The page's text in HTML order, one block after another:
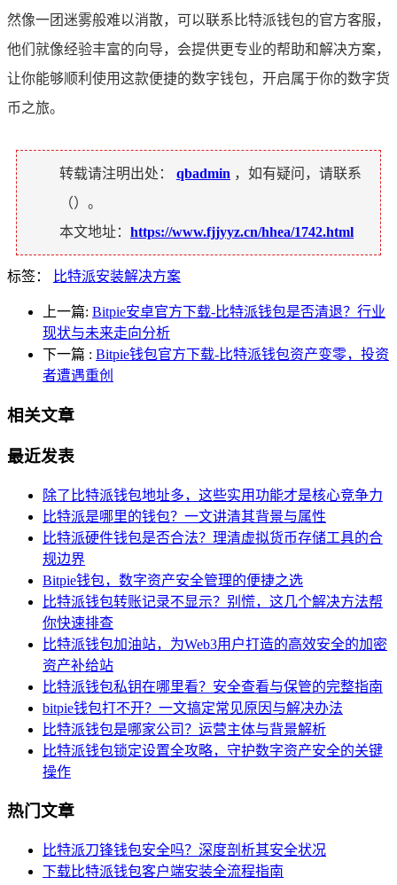
然像一团迷雾般难以消散，可以联系比特派钱包的官方客服，
他们就像经验丰富的向导，会提供更专业的帮助和解决方案，
让你能够顺利使用这款便捷的数字钱包，开启属于你的数字货
币之旅。
转载请注明出处： qbadmin ，如有疑问，请联系
（ ）。
本文地址： https://www.fjjyyz.cn/hhea/1742.html
标签： 比特派安装解决方案
上一篇: Bitpie安卓官方下载-比特派钱包是否清退？行业
现状与未来走向分析
下一篇 : Bitpie钱包官方下载-比特派钱包资产变零，投资
者遭遇重创
相关文章
最近发表
除了比特派钱包地址多，这些实用功能才是核心竞争力
比特派是哪里的钱包？一文讲清其背景与属性
比特派硬件钱包是否合法？理清虚拟货币存储工具的合
规边界
Bitpie钱包，数字资产安全管理的便捷之选
比特派钱包转账记录不显示？别慌，这几个解决方法帮
你快速排查
比特派钱包加油站，为Web3用户打造的高效安全的加密
资产补给站
比特派钱包私钥在哪里看？安全查看与保管的完整指南
bitpie钱包打不开？一文搞定常见原因与解决办法
比特派钱包是哪家公司？运营主体与背景解析
比特派钱包锁定设置全攻略，守护数字资产安全的关键
操作
热门文章
比特派刀锋钱包安全吗？深度剖析其安全状况
下载比特派钱包客户端安装全流程指南